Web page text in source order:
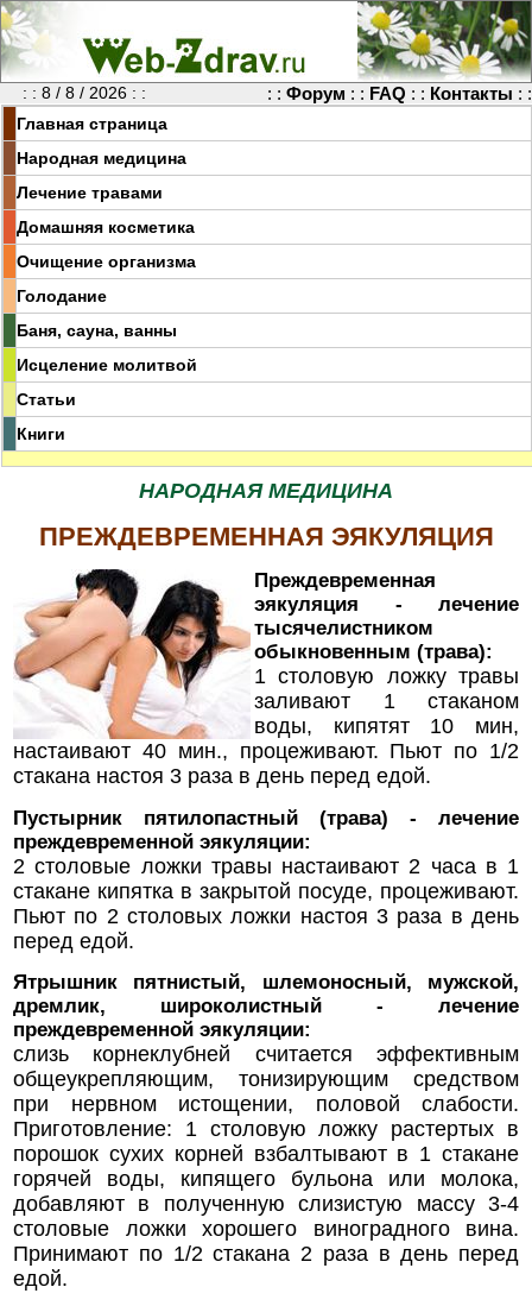
: : 8 / 8 / 2026 : : : : Форум : : FAQ : : Контакты : :
Главная страница
Народная медицина
Лечение травами
Домашняя косметика
Очищение организма
Голодание
Баня, сауна, ванны
Исцеление молитвой
Статьи
Книги
НАРОДНАЯ МЕДИЦИНА
ПРЕЖДЕВРЕМЕННАЯ ЭЯКУЛЯЦИЯ
Преждевременная
эякуляция - лечение
тысячелистником
обыкновенным (трава):
1 столовую ложку травы
заливают 1 стаканом
воды, кипятят 10 мин,
настаивают 40 мин., процеживают. Пьют по 1/2
стакана настоя 3 раза в день перед едой.
Пустырник пятилопастный (трава) - лечение
преждевременной эякуляции:
2 столовые ложки травы настаивают 2 часа в 1
стакане кипятка в закрытой посуде, процеживают.
Пьют по 2 столовых ложки настоя 3 раза в день
перед едой.
Ятрышник пятнистый, шлемоносный, мужской,
дремлик, широколистный - лечение
преждевременной эякуляции:
слизь корнеклубней считается эффективным
общеукрепляющим, тонизирующим средством
при нервном истощении, половой слабости.
Приготовление: 1 столовую ложку растертых в
порошок сухих корней взбалтывают в 1 стакане
горячей воды, кипящего бульона или молока,
добавляют в полученную слизистую массу 3-4
столовые ложки хорошего виноградного вина.
Принимают по 1/2 стакана 2 раза в день перед
едой.